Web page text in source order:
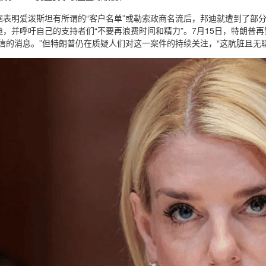
明爱泼斯坦有所谓的“客户名单”或勒索政商名流后，邦迪就遭到了
并呼吁自己的支持者们“不要再浪费时间和精力”。7月15日，特朗普
的消息。”但特朗普仍在质疑人们对这一案件的持续关注，“这肮脏且